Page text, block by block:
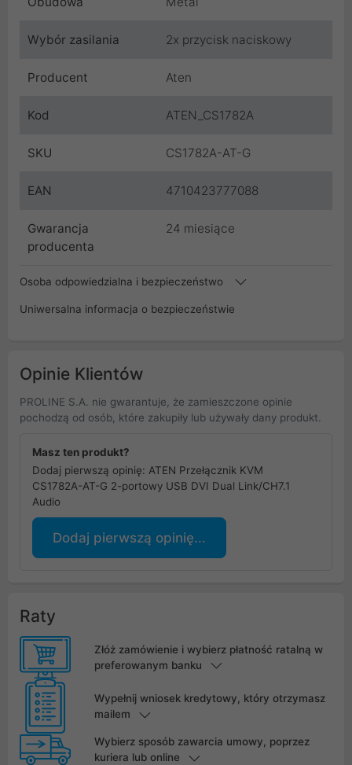
Wybór zasilania 2x przycisk naciskowy
Producent Aten
Kod ATEN_CS1782A
SKU CS1782A-AT-G
EAN 4710423777088
Gwarancja
producenta
24 miesiące
Osoba odpowiedzialna i bezpieczeństwo
Uniwersalna informacja o bezpieczeństwie
Opinie Klientów
PROLINE S.A. nie gwarantuje, że zamieszczone opinie
pochodzą od osób, które zakupiły lub używały dany produkt.
Masz ten produkt?
Dodaj pierwszą opinię: ATEN Przełącznik KVM
CS1782A-AT-G 2-portowy USB DVI Dual Link/CH7.1
Audio
Dodaj pierwszą opinię...
Raty
Złóż zamówienie i wybierz płatność ratalną w
preferowanym banku
Wypełnij wniosek kredytowy, który otrzymasz
mailem
Wybierz sposób zawarcia umowy, poprzez
kuriera lub online